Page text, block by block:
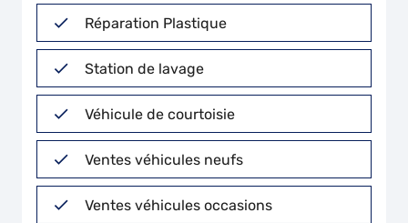
Réparation Plastique
Station de lavage
Véhicule de courtoisie
Ventes véhicules neufs
Ventes véhicules occasions